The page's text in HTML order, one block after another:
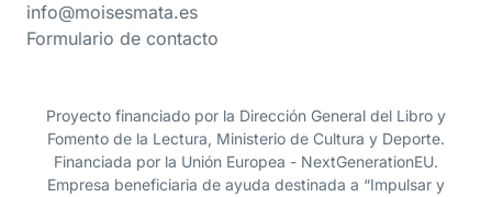
info@moisesmata.es
Formulario de contacto
Proyecto financiado por la Dirección General del Libro y
Fomento de la Lectura, Ministerio de Cultura y Deporte.
Financiada por la Unión Europea - NextGenerationEU.
Empresa beneficiaria de ayuda destinada a “Impulsar y